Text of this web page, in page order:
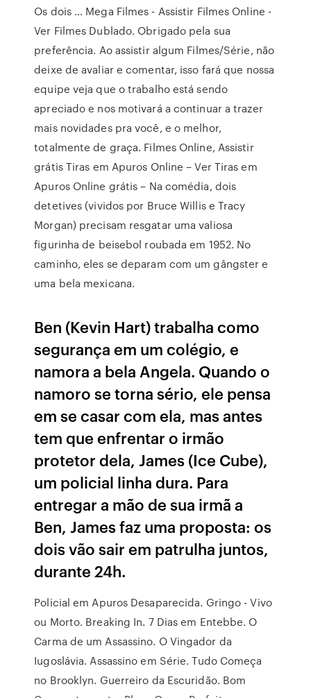
Os dois … Mega Filmes - Assistir Filmes Online -
Ver Filmes Dublado. Obrigado pela sua
preferência. Ao assistir algum Filmes/Série, não
deixe de avaliar e comentar, isso fará que nossa
equipe veja que o trabalho está sendo
apreciado e nos motivará a continuar a trazer
mais novidades pra você, e o melhor,
totalmente de graça. Filmes Online, Assistir
grátis Tiras em Apuros Online – Ver Tiras em
Apuros Online grátis – Na comédia, dois
detetives (vividos por Bruce Willis e Tracy
Morgan) precisam resgatar uma valiosa
figurinha de beisebol roubada em 1952. No
caminho, eles se deparam com um gângster e
uma bela mexicana.
Ben (Kevin Hart) trabalha como
segurança em um colégio, e
namora a bela Angela. Quando o
namoro se torna sério, ele pensa
em se casar com ela, mas antes
tem que enfrentar o irmão
protetor dela, James (Ice Cube),
um policial linha dura. Para
entregar a mão de sua irmã a
Ben, James faz uma proposta: os
dois vão sair em patrulha juntos,
durante 24h.
Policial em Apuros Desaparecida. Gringo - Vivo
ou Morto. Breaking In. 7 Dias em Entebbe. O
Carma de um Assassino. O Vingador da
Iugoslávia. Assassino em Série. Tudo Começa
no Brooklyn. Guerreiro da Escuridão. Bom